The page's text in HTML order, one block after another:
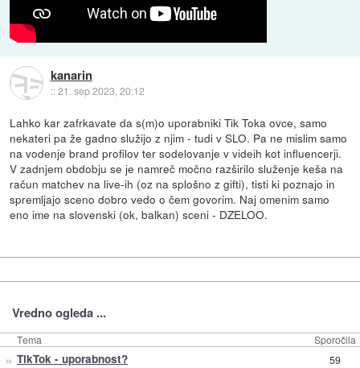
kanarin
::21. sep 2023, 20:12
Lahko kar zafrkavate da s(m)o uporabniki Tik Toka ovce, samo
nekateri pa že gadno služijo z njim - tudi v SLO. Pa ne mislim samo
na vodenje brand profilov ter sodelovanje v videih kot influencerji.
V zadnjem obdobju se je namreč močno razširilo služenje keša na
račun matchev na live-ih (oz na splošno z gifti), tisti ki poznajo in
spremljajo sceno dobro vedo o čem govorim. Naj omenim samo
eno ime na slovenski (ok, balkan) sceni - DZELOO.
Vredno ogleda ...
Tema Sporočila
» TikTok - uporabnost? 59